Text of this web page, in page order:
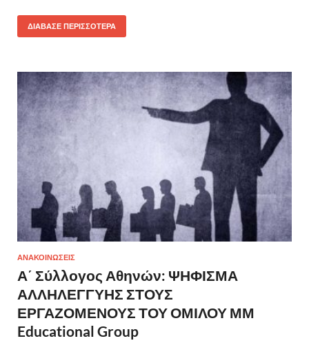
ΔΙΆΒΑΣΕ ΠΕΡΙΣΣΌΤΕΡΑ
ΑΝΑΚΟΙΝΩΣΕΙΣ
Α΄ Σύλλογος Αθηνών: ΨΗΦΙΣΜΑ
ΑΛΛΗΛΕΓΓΥΗΣ ΣΤΟΥΣ
ΕΡΓΑΖΟΜΕΝΟΥΣ ΤΟΥ ΟΜΙΛΟΥ ΜΜ
Educational Group